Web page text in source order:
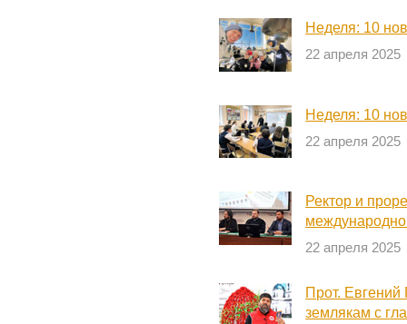
Неделя: 10
22 апреля 2025
Неделя: 10
22 апреля 2025
Ректор и
22 апреля 2025
Прот. Евгений
землякам с